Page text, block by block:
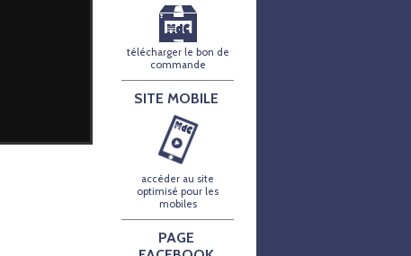
télécharger le bon de
commande
SITE MOBILE
accéder au site
optimisé pour les
mobiles
PAGE